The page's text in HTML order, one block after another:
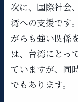
次に、国際社会
湾への支援です
がらも強い関係
は、台湾にとっ
ていますが、同
でもあります。